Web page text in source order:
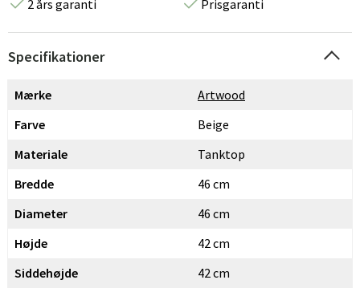
2 års garanti
Prisgaranti
Specifikationer
Mærke
Artwood
Farve
Beige
Materiale
Tanktop
Bredde
46 cm
Diameter
46 cm
Højde
42 cm
Siddehøjde
42 cm